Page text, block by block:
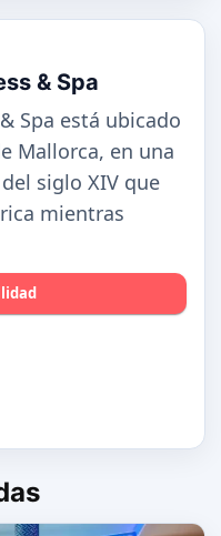
& Spa
Spa está ubicado
Mallorca, en una
siglo XIV que
mientras